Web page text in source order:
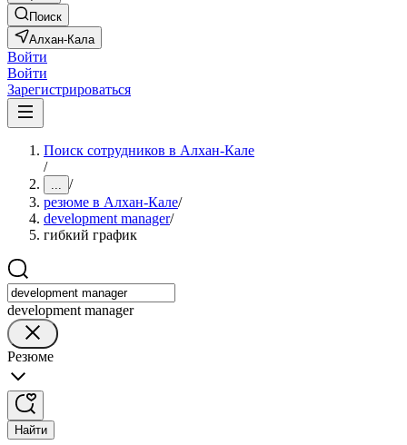
Поиск
Алхан-Кала
Войти
Войти
Зарегистрироваться
Поиск сотрудников в Алхан-Кале
/
... /
резюме в Алхан-Кале/
development manager/
гибкий график
development manager
Резюме
Найти